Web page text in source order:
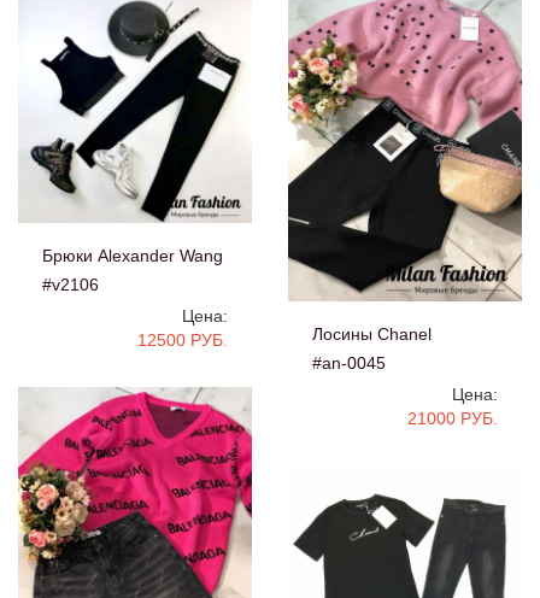
Брюки Alexander Wang
#v2106
Цена:
12500 РУБ.
Лосины Chanel
#an-0045
Цена:
21000 РУБ.